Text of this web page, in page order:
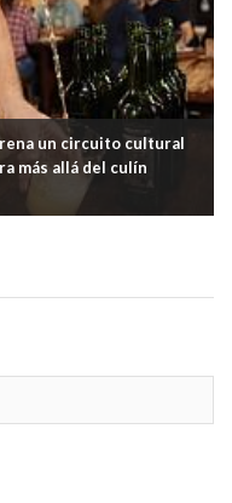
un circuito cultural
más allá del culín